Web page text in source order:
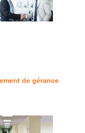
de gérance